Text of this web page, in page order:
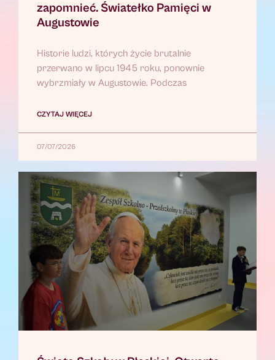
zapomnieć. Światełko Pamięci w
Augustowie
Historie ludzi, których życie brutalnie
przerwano w lipcu 1945 roku, ponownie
wybrzmiały w Augustowie. Podczas
CZYTAJ WIĘCEJ
07/07/2026